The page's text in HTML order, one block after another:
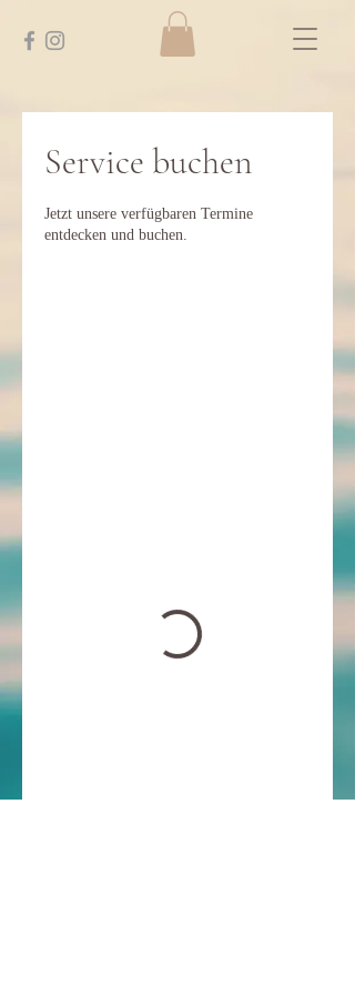
Service buchen
Jetzt unsere verfügbaren Termine
entdecken und buchen.